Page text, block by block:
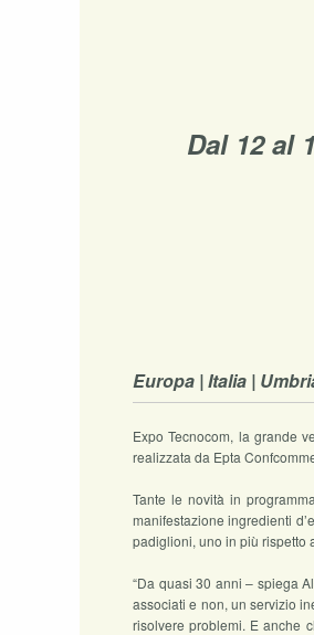
Dal 12 al
Europa | Italia |
Expo Tecnocom, la grande
realizzata da Epta
Tante le novità in
manifestazione ingredienti
padiglioni, uno in più rispetto
“Da quasi 30 anni – spiega
associati e non, un servizio
risolvere problemi. E anche